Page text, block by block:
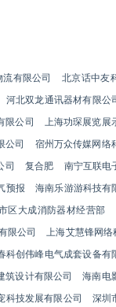
有限公司 北京话中友
河北双龙通讯器材有限公
限公司 上海功琛展览展
公司 宿州万众传媒网络
司
复合肥 南宁互联电
预报 海南乐游游科技有
区大成消防器材经营部
限公司
上海艾慧锋网络
科创伟峰电气成套设备有
筑设计有限公司 海南电
科技发展有限公司 深圳